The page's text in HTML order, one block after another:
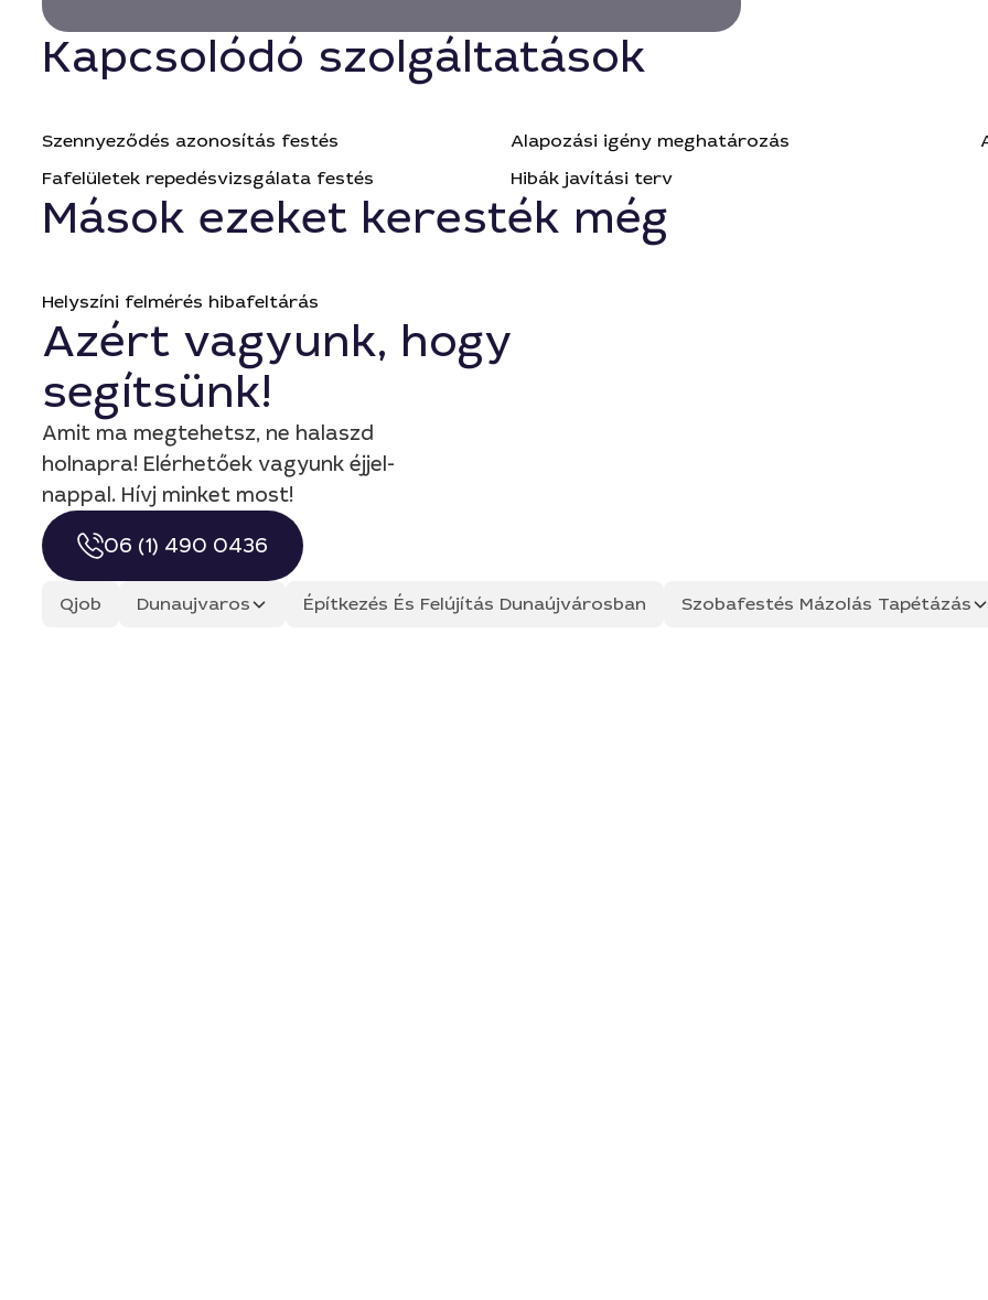
Kapcsolódó szolgáltatások
Szennyeződés azonosítás festés Alapozási igény meghatározás
Fafelületek repedésvizsgálata festés
Hibák javítási terv
Mások ezeket keresték még
Helyszíni felmérés hibafeltárás
Azért vagyunk, hogy
segítsünk!
Amit ma megtehetsz, ne halaszd
holnapra! Elérhetőek vagyunk éjjel-
nappal. Hívj minket most!
06 (1) 490 0436
Qjob Dunaujvaros Építkezés És Felújítás Dunaújvárosban Szobafestés Mázolás Tapétázás